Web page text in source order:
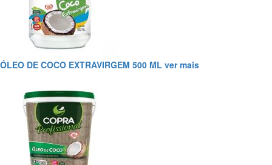
ÓLEO DE COCO EXTRAVIRGEM 500 ML ver mais